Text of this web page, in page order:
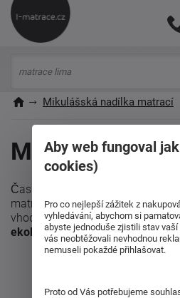
Mikulášská nadílka matrací
Mikulášská
Čas nadílek se blíží. A nevyhnul
matrací, který na trh přináší s
vhodnými proalergiky a
ekologické lepení - lepidlo na
Aby web fungoval
cookies)
Pro co nejlepší zážitek z
vyhledávání, abychom si
abyste jednoduše zjistili stav vaší
vás neobtěžovali nevhodnou
nemuseli pokaždé přihlašovat.
Proto od Vás potřebujeme